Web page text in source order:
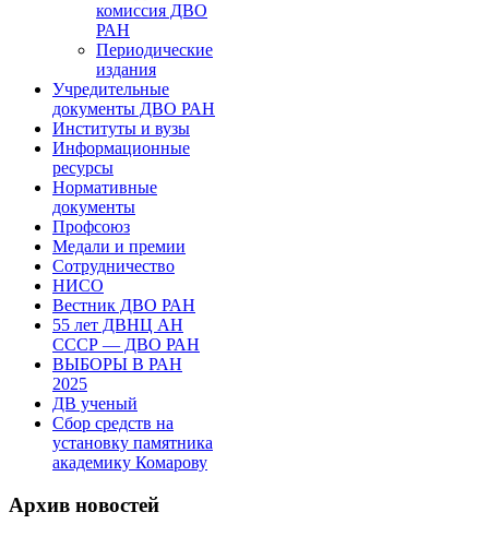
комиссия ДВО
РАН
Периодические
издания
Учредительные
документы ДВО РАН
Институты и вузы
Информационные
ресурсы
Нормативные
документы
Профсоюз
Медали и премии
Сотрудничество
НИСО
Вестник ДВО РАН
55 лет ДВНЦ АН
СССР — ДВО РАН
ВЫБОРЫ В РАН
2025
ДВ ученый
Сбор средств на
установку памятника
академику Комарову
Архив новостей